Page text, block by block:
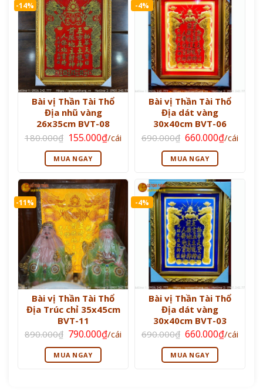
-14%
Bài vị Thần Tài Thổ
Địa nhũ vàng
26x35cm BVT-08
180.000₫ Giá
gốc
là:
180.000₫.
155.000₫Giá
hiện
/cái
MUA NGAY
-4%
Bài vị Thần Tài Thổ
Địa dát vàng
30x40cm BVT-06
690.000₫ Giá
gốc
là:
690.000₫.
660.000₫Giá
hiện
/cái
MUA NGAY
-11%
Bài vị Thần Tài Thổ
Địa Trúc chỉ 35x45cm
BVT-11
890.000₫ Giá
gốc
là:
890.000₫.
790.000₫Giá
hiện
/cái
MUA NGAY
-4%
Bài vị Thần Tài Thổ
Địa dát vàng
30x40cm BVT-03
690.000₫ Giá
gốc
là:
690.000₫.
660.000₫Giá
hiện
/cái
MUA NGAY